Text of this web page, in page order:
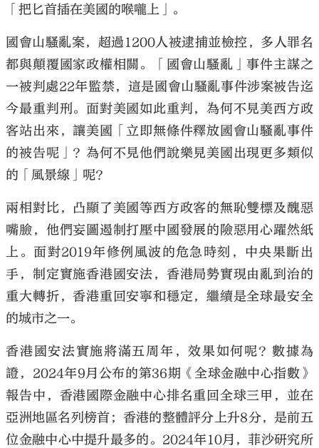
「把匕首插在美國的喉嚨上」。
國會山騷亂案，超過1200人被逮捕並檢控，多人罪名
都與顛覆國家政權相關。「國會山騷亂」事件主謀之
一被判處22年監禁，這是國會山騷亂事件涉案被告迄
今最重判刑。面對美國如此重判，為何不見美西方政
客站出來，讓美國「立即無條件釋放國會山騷亂事件
的被告呢」？為何不見他們說樂見美國出現更多類似
的「風景線」呢？
兩相對比，凸顯了美國等西方政客的無恥雙標及醜惡
嘴臉，他們妄圖遏制打壓中國發展的險惡用心躍然紙
上。面對2019年修例風波的危急時刻，中央果斷出
手，制定實施香港國安法，香港局勢實現由亂到治的
重大轉折，香港重回安寧和穩定，繼續是全球最安全
的城市之一。
香港國安法實施將滿五周年，效果如何呢？數據為
證，2024年9月公布的第36期《全球金融中心指數》
報告中，香港國際金融中心排名重回全球三甲，並在
亞洲地區名列榜首；香港的整體評分上升8分，是前五
位金融中心中提升最多的。2024年10月，菲沙研究所